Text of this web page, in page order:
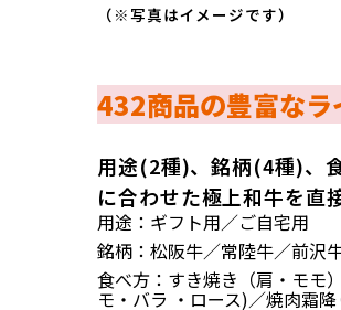
（※写真はイメージです）
432商品の豊富なラ
用途(2種)、銘柄(4種)、
に合わせた極上和牛を直
用途：ギフト用／ご自宅用
銘柄：松阪牛／常陸牛／前沢
食べ方：すき焼き（肩・モモ
モ・バラ ・ロース)／焼肉霜